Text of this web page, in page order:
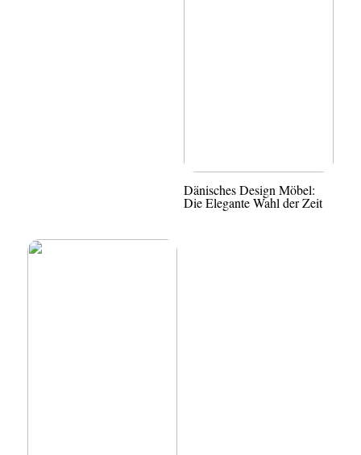
Dänisches Design Möbel:
Die Elegante Wahl der Zeit